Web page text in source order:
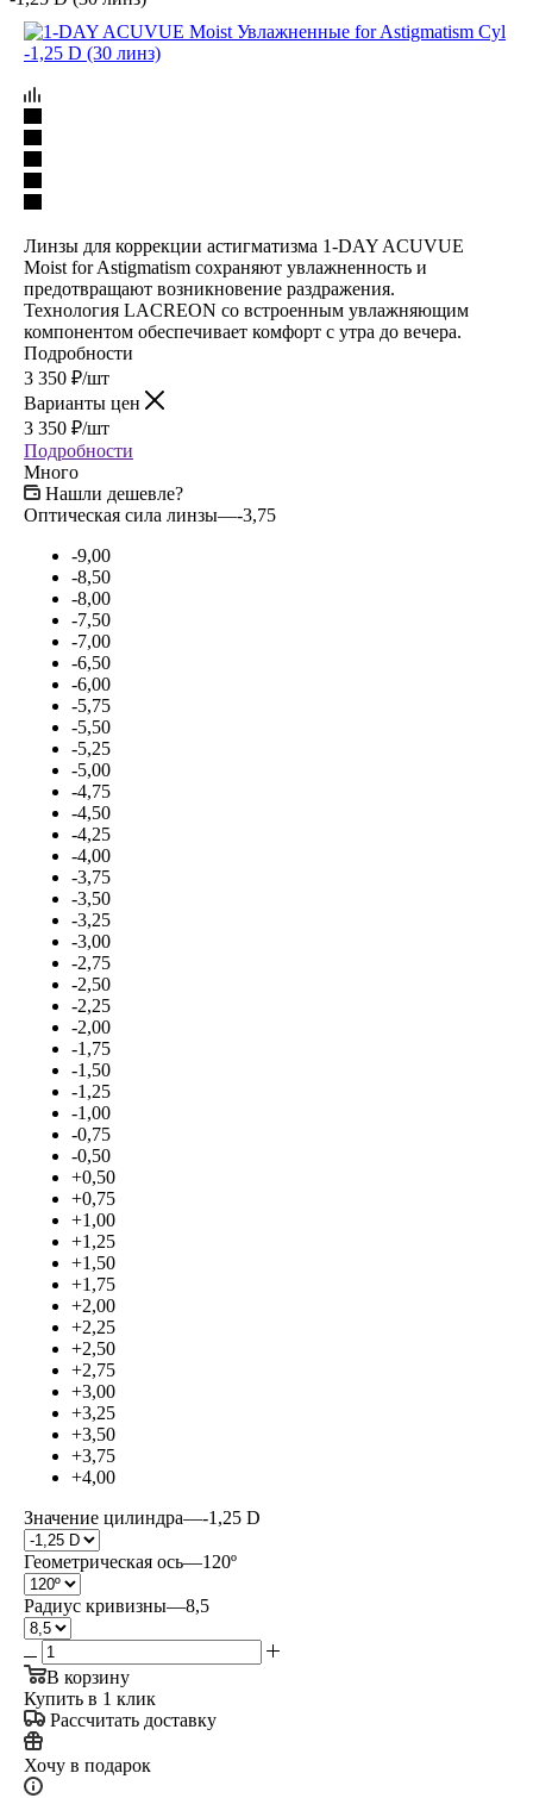
Линзы для коррекции астигматизма 1-DAY ACUVUE
Moist for Astigmatism сохраняют увлажненность и
предотвращают возникновение раздражения.
Технология LACREON со встроенным увлажняющим
компонентом обеспечивает комфорт с утра до вечера.
Подробности
3 350 ₽/шт
Варианты цен
3 350 ₽/шт
Подробности
Много
Нашли дешевле?
Оптическая сила линзы—-3,75
-9,00
-8,50
-8,00
-7,50
-7,00
-6,50
-6,00
-5,75
-5,50
-5,25
-5,00
-4,75
-4,50
-4,25
-4,00
-3,75
-3,50
-3,25
-3,00
-2,75
-2,50
-2,25
-2,00
-1,75
-1,50
-1,25
-1,00
-0,75
-0,50
+0,50
+0,75
+1,00
+1,25
+1,50
+1,75
+2,00
+2,25
+2,50
+2,75
+3,00
+3,25
+3,50
+3,75
+4,00
Значение цилиндра—-1,25 D
Геометрическая ось—120º
Радиус кривизны—8,5
В корзину
Купить в 1 клик
Рассчитать доставку
Хочу в подарок